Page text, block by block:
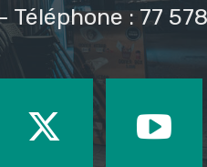
Téléphone : 77